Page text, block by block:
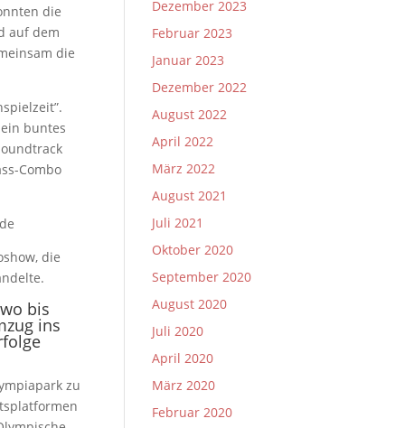
die
auf dem
die
buntes
Combo
die
wo bis
ins
zu
Dezember 2023
Februar 2023
Januar 2023
Dezember 2022
August 2022
April 2022
März 2022
August 2021
Juli 2021
Oktober 2020
September 2020
August 2020
Juli 2020
April 2020
März 2020
Februar 2020